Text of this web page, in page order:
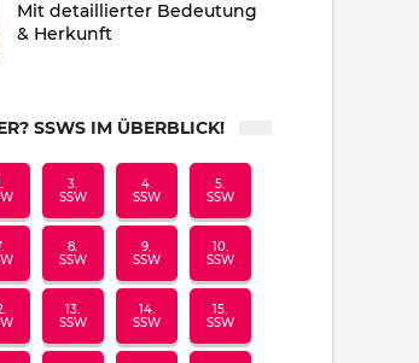
Mit detaillierter Bedeutung
& Herkunft
SSWS IM ÜBERBLICK!
3.
SSW
4.
SSW
5.
SSW
8.
SSW
9.
SSW
10.
SSW
13.
SSW
14.
SSW
15.
SSW